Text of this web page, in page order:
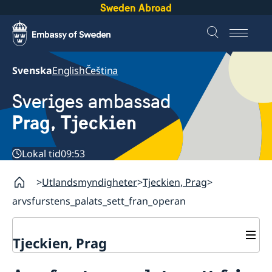
Sweden Abroad
SvenskaEnglishČeština
Sveriges ambassad
Prag, Tjeckien
Lokal tid09:53
Utlandsmyndigheter Tjeckien, Prag
arvsfurstens_palats_sett_fran_operan
Tjeckien, Prag